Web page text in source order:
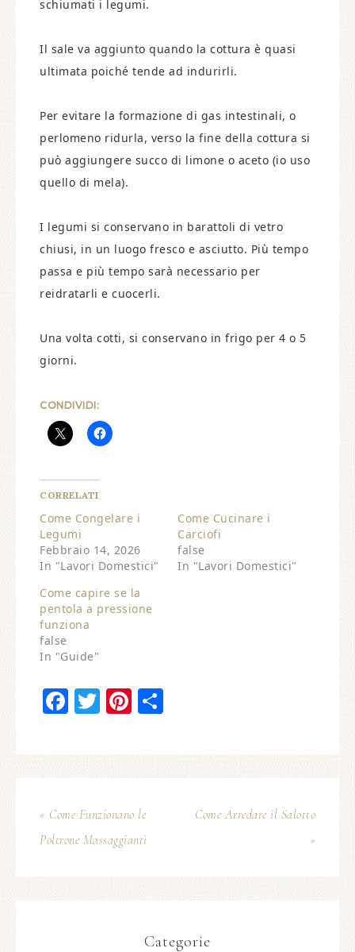
schiumati i legumi.
Il sale va aggiunto quando la cottura è quasi
ultimata poiché tende ad indurirli.
Per evitare la formazione di gas intestinali, o
perlomeno ridurla, verso la fine della cottura si
può aggiungere succo di limone o aceto (io uso
quello di mela).
I legumi si conservano in barattoli di vetro
chiusi, in un luogo fresco e asciutto. Più tempo
passa e più tempo sarà necessario per
reidratarli e cuocerli.
Una volta cotti, si conservano in frigo per 4 o 5
giorni.
CONDIVIDI:
CORRELATI
Come Congelare i
Legumi
Febbraio 14, 2026
In "Lavori Domestici"
Come Cucinare i
Carciofi
false
In "Lavori Domestici"
Come capire se la
pentola a pressione
funziona​
false
In "Guide"
Facebook
Twitter
Pinterest
« Come Funzionano le
Poltrone Massaggianti
Come Arredare il Salotto
»
Categorie